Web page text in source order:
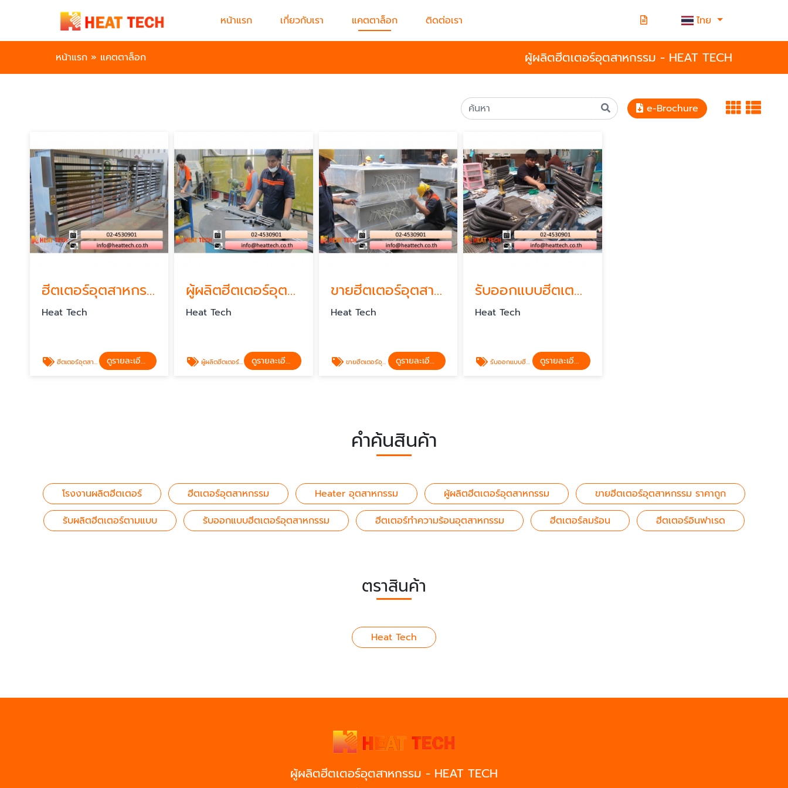
หน้าแรก เกี่ยวกับเรา แคตตาล็อก ติดต่อเรา ไทย
หน้าแรก » แคตตาล็อก ผู้ผลิตฮีตเตอร์อุตสาหกรรม - HEAT TECH
e-Brochure
ฮีตเตอร์อุตสาหกรรม
Heat Tech
ฮีตเตอร์อุตสาหกรรม ดูรายละเอียด
ผู้ผลิตฮีตเตอร์อุตสาหกรรม
Heat Tech
ผู้ผลิตฮีตเตอร์อุตสาหกรรม ดูรายละเอียด
ขายฮีตเตอร์อุตสาหกรรม ราคาถูก
Heat Tech
ขายฮีตเตอร์อุตสาหกรรม ราคาถูก ดูรายละเอียด
รับออกแบบฮีตเตอร์อุตสาหกรรม
Heat Tech
รับออกแบบฮีตเตอร์อุตสาหกรรม ดูรายละเอียด
คำค้นสินค้า
โรงงานผลิตฮีตเตอร์ ฮีตเตอร์อุตสาหกรรม Heater อุตสาหกรรม ผู้ผลิตฮีตเตอร์อุตสาหกรรม
ขายฮีตเตอร์อุตสาหกรรม ราคาถูก
รับผลิตฮีตเตอร์ตามแบบ
รับออกแบบฮีตเตอร์อุตสาหกรรม ฮีตเตอร์ทำความร้อนอุตสาหกรรม ฮีตเตอร์ลมร้อน ฮีตเตอร์อินฟาเรด
ตราสินค้า
Heat Tech
ผู้ผลิตฮีตเตอร์อุตสาหกรรม - HEAT TECH